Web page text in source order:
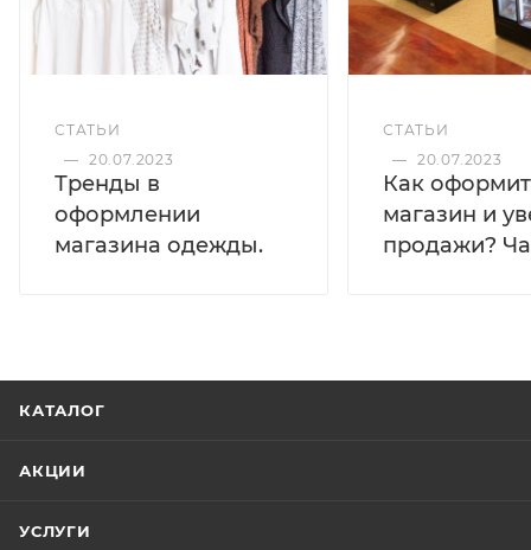
СТАТЬИ
— 20.07.2023
Тренды в
оформлении
магазина одежды.
СТАТЬИ
— 20.07.2023
Как
магазин и
продажи?
КАТАЛОГ
АКЦИИ
УСЛУГИ